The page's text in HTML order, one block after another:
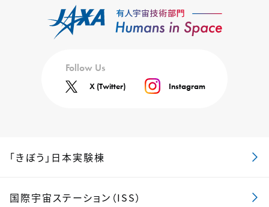
Follow Us
X (Twitter) Instagram
「きぼう」日本実験棟
国際宇宙ステーション（ISS）